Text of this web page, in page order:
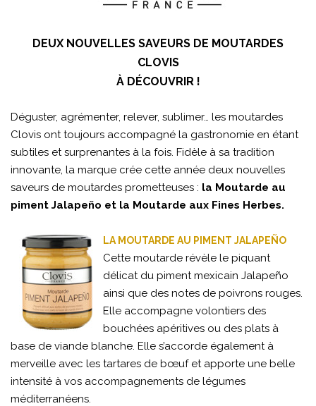
DEUX NOUVELLES SAVEURS DE MOUTARDES
CLOVIS
À DÉCOUVRIR !
Déguster, agrémenter, relever, sublimer… les moutardes
Clovis ont toujours accompagné la gastronomie en étant
subtiles et surprenantes à la fois. Fidèle à sa tradition
innovante, la marque crée cette année deux nouvelles
saveurs de moutardes prometteuses : la Moutarde au
piment Jalapeño et la Moutarde aux Fines Herbes.
LA MOUTARDE AU PIMENT JALAPEÑO
Cette moutarde révèle le piquant
délicat du piment mexicain Jalapeño
ainsi que des notes de poivrons rouges.
Elle accompagne volontiers des
bouchées apéritives ou des plats à
base de viande blanche. Elle s’accorde également à
merveille avec les tartares de bœuf et apporte une belle
intensité à vos accompagnements de légumes
méditerranéens.